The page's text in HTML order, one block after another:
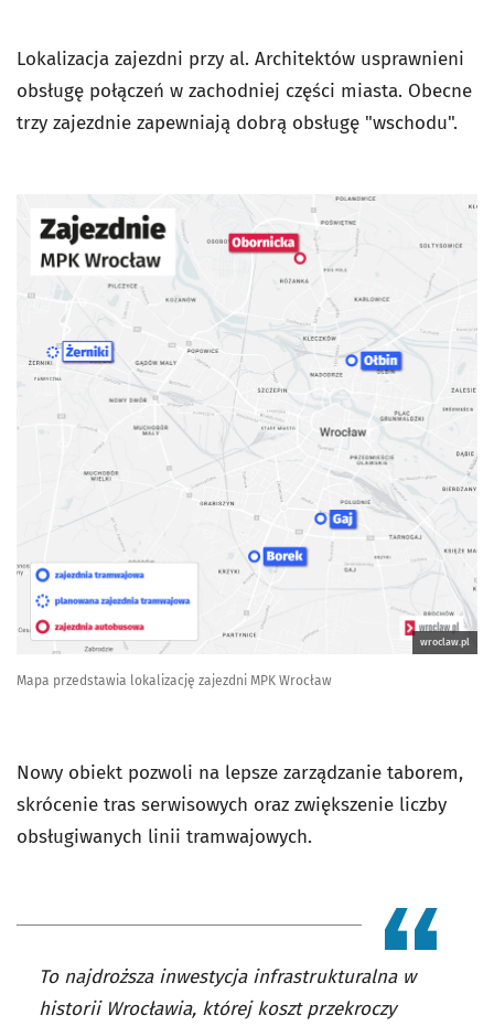
Lokalizacja zajezdni przy al. Architektów usprawnieni
obsługę połączeń w zachodniej części miasta. Obecne
trzy zajezdnie zapewniają dobrą obsługę "wschodu".
wroclaw.pl
Mapa przedstawia lokalizację zajezdni MPK Wrocław
Nowy obiekt pozwoli na lepsze zarządzanie taborem,
skrócenie tras serwisowych oraz zwiększenie liczby
obsługiwanych linii tramwajowych.
To najdroższa inwestycja infrastrukturalna w
historii Wrocławia, której koszt przekroczy